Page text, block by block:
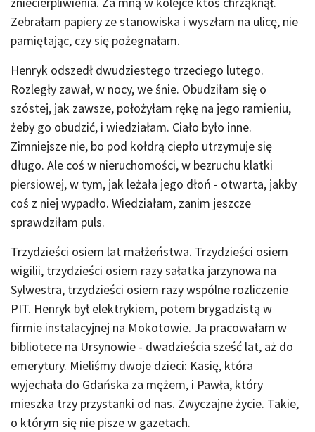
Zebrałam papiery ze stanowiska i wyszłam na ulicę, nie
pamiętając, czy się pożegnałam.
Henryk odszedł dwudziestego trzeciego lutego.
Rozległy zawał, w nocy, we śnie. Obudziłam się o
szóstej, jak zawsze, położyłam rękę na jego ramieniu,
żeby go obudzić, i wiedziałam. Ciało było inne.
Zimniejsze nie, bo pod kołdrą ciepło utrzymuje się
długo. Ale coś w nieruchomości, w bezruchu klatki
piersiowej, w tym, jak leżała jego dłoń - otwarta, jakby
coś z niej wypadło. Wiedziałam, zanim jeszcze
sprawdziłam puls.
Trzydzieści osiem lat małżeństwa. Trzydzieści osiem
wigilii, trzydzieści osiem razy sałatka jarzynowa na
Sylwestra, trzydzieści osiem razy wspólne rozliczenie
PIT. Henryk był elektrykiem, potem brygadzistą w
firmie instalacyjnej na Mokotowie. Ja pracowałam w
bibliotece na Ursynowie - dwadzieścia sześć lat, aż do
emerytury. Mieliśmy dwoje dzieci: Kasię, która
wyjechała do Gdańska za mężem, i Pawła, który
mieszka trzy przystanki od nas. Zwyczajne życie. Takie,
o którym się nie pisze w gazetach.